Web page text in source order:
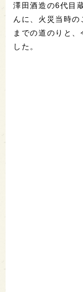
澤田酒造の6代目
んに、火災当時
までの道のりと
した。